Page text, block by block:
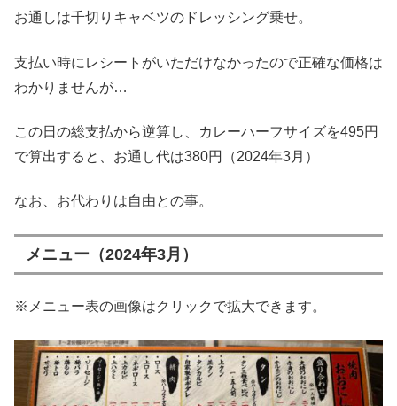
お通しは千切りキャベツのドレッシング乗せ。
支払い時にレシートがいただけなかったので正確な価格は
わかりませんが…
この日の総支払から逆算し、カレーハーフサイズを495円
で算出すると、お通し代は380円（2024年3月）
なお、お代わりは自由との事。
メニュー（2024年3月）
※メニュー表の画像はクリックで拡大できます。